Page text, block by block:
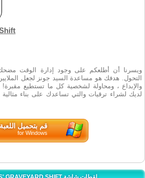
ويسرنا أن أطلعكم على وجود إدارة الوقت مضحك
التحول. هدفك هو مساعدة السيد جونز لجعل
والإبداع ، ومحاولة لشخصية كل ما تستطيع
لديك لشراء ترقيات والتي تساعدك على بناء مثالية
قم بتحميل
for Windows